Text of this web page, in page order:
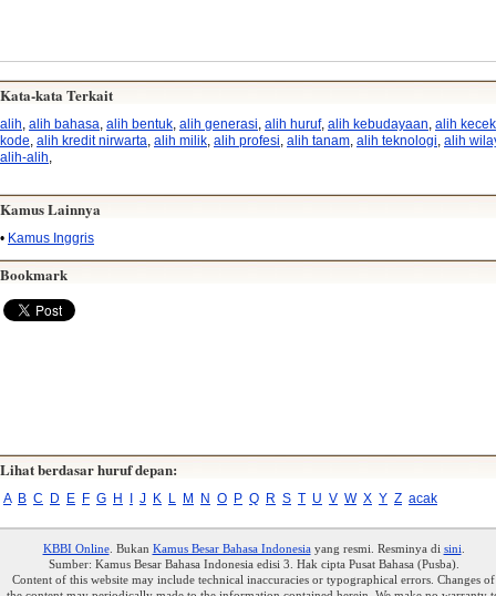
Kata-kata Terkait
alih alih bahasa alih bentuk alih generasi alih huruf, alih kebudayaan alih kecek
kode alih kredit nirwarta alih milik alih profesi alih tanam alih teknologi alih
alih-alih
Kamus Lainnya
• Kamus Inggris
Bookmark
Lihat berdasar huruf depan:
A B C D E F G H J K L M N O P Q R S T U V W X Y Z acak
KBBI Online. Bukan Kamus Besar Bahasa Indonesiayang resmi. Resminya di sini
Sumber: Kamus Besar Bahasa Indonesia edisi 3. Hak cipta Pusat Bahasa (Pusba).
Content of this website may include technical inaccuracies or typographical errors. Changes of